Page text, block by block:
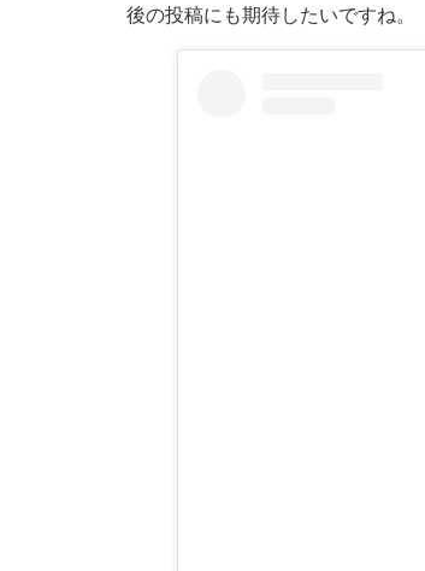
後の投稿にも期待したいですね。